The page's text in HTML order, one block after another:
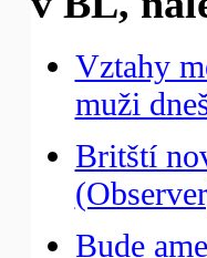
Vztahy
muži
Britští
Bude